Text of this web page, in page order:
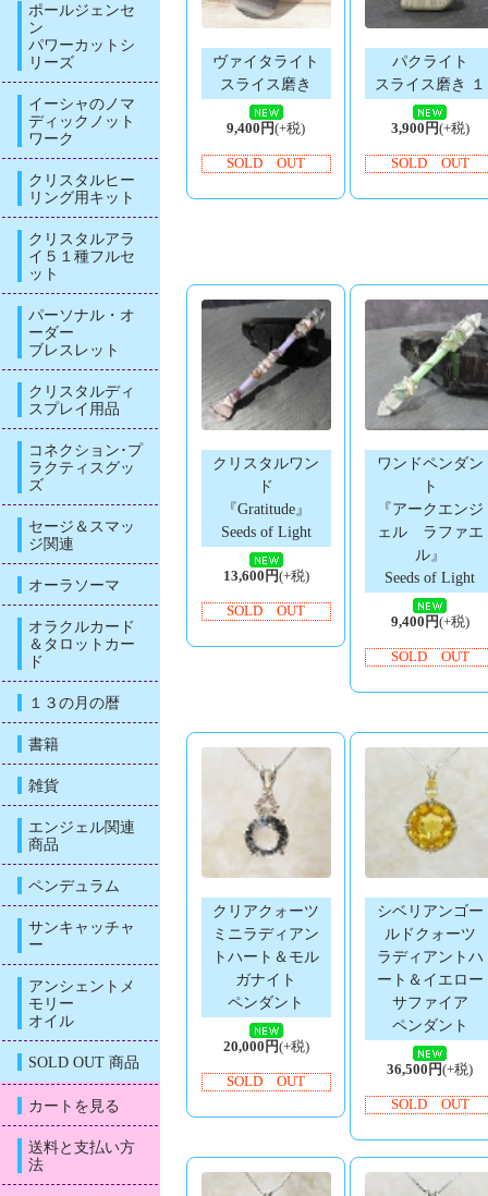
ポールジェンセ
ン
パワーカットシ
リーズ
イーシャのノマ
ディックノット
ワーク
クリスタルヒー
リング用キット
クリスタルアラ
イ５１種フルセ
ット
パーソナル・オ
ーダー
ブレスレット
クリスタルディ
スプレイ用品
コネクション･プ
ラクティスグッ
ズ
セージ＆スマッ
ジ関連
オーラソーマ
オラクルカード
＆タロットカー
ド
１３の月の暦
書籍
雑貨
エンジェル関連
商品
ペンデュラム
サンキャッチャ
ー
アンシェントメ
モリー
オイル
SOLD OUT 商品
カートを見る
送料と支払い方
法
ヴァイタライト
スライス磨き
9,400円(+税)
SOLD OUT
パクライト
スライス磨き １
3,900円(+税)
SOLD OUT
クリスタルワン
ド
『Gratitude』
Seeds of Light
13,600円(+税)
SOLD OUT
ワンドペンダン
ト
『アークエンジ
ェル ラファエ
ル』
Seeds of Light
9,400円(+税)
SOLD OUT
クリアクォーツ
ミニラディアン
トハート＆モル
ガナイト
ペンダント
20,000円(+税)
SOLD OUT
シベリアンゴー
ルドクォーツ
ラディアントハ
ート＆イエロー
サファイア
ペンダント
36,500円(+税)
SOLD OUT